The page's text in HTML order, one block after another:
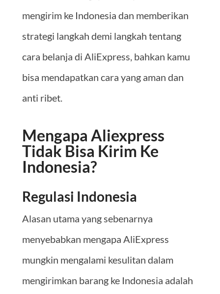
mengirim ke Indonesia dan memberikan
strategi langkah demi langkah tentang
cara belanja di AliExpress, bahkan kamu
bisa mendapatkan cara yang aman dan
anti ribet.
Mengapa Aliexpress
Tidak Bisa Kirim Ke
Indonesia?
Regulasi Indonesia
Alasan utama yang sebenarnya
menyebabkan mengapa AliExpress
mungkin mengalami kesulitan dalam
mengirimkan barang ke Indonesia adalah